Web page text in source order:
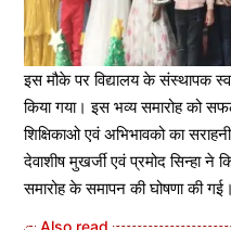
इस मौके पर विद्यालय के संस्थापक
किया गया। इस भव्य समारोह को
शिक्षिकाओ एवं अभिभावको का
देवाशीष मुखर्जी एवं प्रमोद सिन्हा ने
समारोह के समापन की घोषणा की गई।